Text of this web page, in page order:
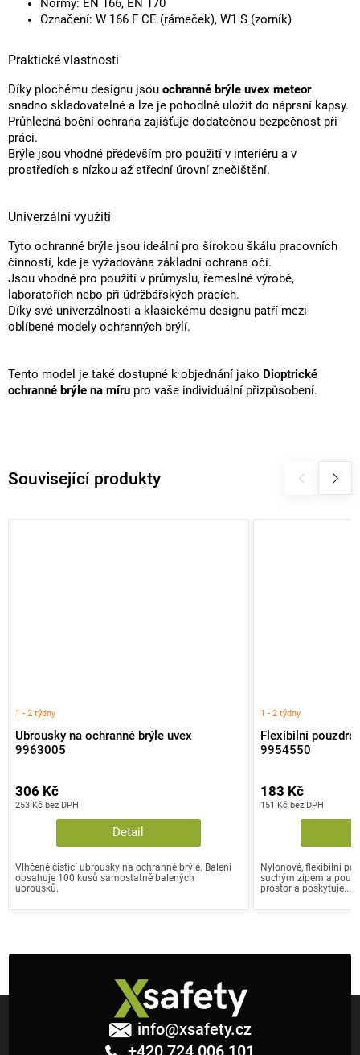
Související produkty
Ubrousky na ochranné brýle uvex
9963005
1 - 2 týdny
253 Kč bez DPH
306 Kč
Detail
Vlhčené čistící ubrousky na ochranné brýle. Balení
obsahuje 100 kusů samostatně balených
ubrousků.
Flexibilní pouzdro
9954550
1 - 2 týdny
151 Kč bez DPH
183 Kč
Nylonové, flexibilní
suchým zipem a
prostor a poskytuje...
Normy: EN 166, EN 170
Označení: W 166 F CE (rámeček), W1 S (zorník)
Praktické vlastnosti
Díky plochému designu jsou ochranné brýle uvex meteor
snadno skladovatelné a lze je pohodlně uložit do náprsní kapsy.
Průhledná boční ochrana zajišťuje dodatečnou bezpečnost při
práci.
Brýle jsou vhodné především pro použití v interiéru a v
prostředích s nízkou až střední úrovní znečištění.
Univerzální využití
Tyto ochranné brýle jsou ideální pro širokou škálu pracovních
činností, kde je vyžadována základní ochrana očí.
Jsou vhodné pro použití v průmyslu, řemeslné výrobě,
laboratořích nebo při údržbářských pracích.
Díky své univerzálnosti a klasickému designu patří mezi
oblíbené modely ochranných brýlí.
Tento model je také dostupné k objednání jako Dioptrické
ochranné brýle na míru pro vaše individuální přizpůsobení.
info@xsafety.cz
+420 724 006 101